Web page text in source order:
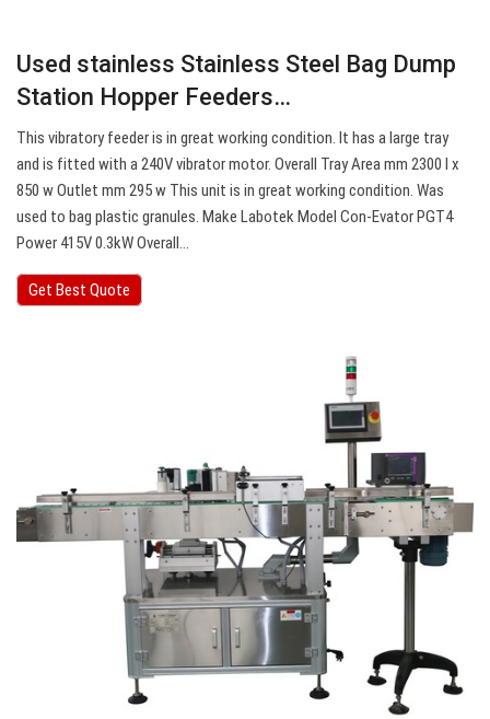
Used stainless Stainless Steel Bag Dump
Station Hopper Feeders…
This vibratory feeder is in great working condition. It has a large tray
and is fitted with a 240V vibrator motor. Overall Tray Area mm 2300 l x
850 w Outlet mm 295 w This unit is in great working condition. Was
used to bag plastic granules. Make Labotek Model Con-Evator PGT4
Power 415V 0.3kW Overall…
Get Best Quote